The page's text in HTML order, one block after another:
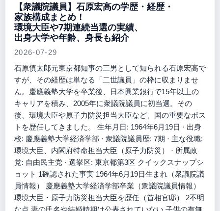
【衆議院議員】石原宏高の学歴・経歴・
家族構成まとめ！
環境大臣や7期連続当選の実績、
出身大学や年齢、身長も紹介
2026-07-29
石原慎太郎元東京都知事の三男として知られる石原宏高で
すが、その経歴は単なる「二世議員」の枠に収まりませ
ん。慶應義塾大学を卒業後、日本興業銀行で15年以上の
キャリアを積み、2005年に衆議院議員に初当選。その
後、環境大臣や原子力防災担当大臣など、国の重要なポス
トを歴任してきました。 生年月日: 1964年6月19日 · 出身
校: 慶應義塾大学経済学部 · 衆議院議員歴: 7期 · 主な役職:
環境大臣、内閣府特命担当大臣（原子力防災） · 所属政
党: 自由民主党 · 選挙区: 東京都第3区 クイックスナップシ
ョット 1確認された事実 1964年6月19日生まれ（衆議院議
員情報） 慶應義塾大学経済学部卒業（衆議院議員情報）
環境大臣・原子力防災担当大臣を歴任（首相官邸） 2不明
な点 妻の氏名や結婚時期は公表されていない 子供の有無